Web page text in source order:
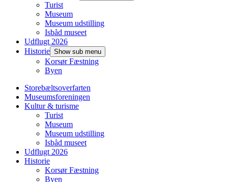
Turist
Museum
Museum udstilling
Isbåd museet
Udflugt 2026
Historie Show sub menu
Korsør Fæstning
Byen
Storebæltsoverfarten
Museumsforeningen
Kultur & turisme
Turist
Museum
Museum udstilling
Isbåd museet
Udflugt 2026
Historie
Korsør Fæstning
Byen